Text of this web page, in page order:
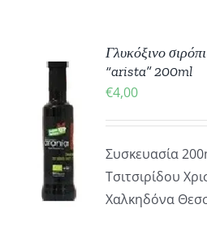
Γλυκόξινο
“arista” 200ml
€4,00
Συσκευασία
Τσιτσιρίδου
Χαλκηδόνα